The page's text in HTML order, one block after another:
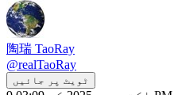
陶瑞 TaoRay
@realTaoRay
ٹویٹ پر جائیں